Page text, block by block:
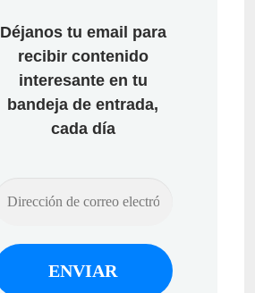
Déjanos tu email para
recibir contenido
interesante en tu
bandeja de entrada,
cada día